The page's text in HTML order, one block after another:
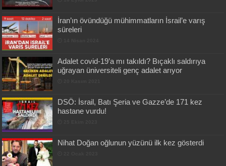
İran’ın övündüğü mühimmatların İsrail’e varış
süreleri
Adalet covid-19’a mı takıldı? Bıçaklı saldırıya
uğrayan üniversiteli genç adalet arıyor
DSÖ: İsrail, Batı Şeria ve Gazze’de 171 kez
hastane vurdu!
Nihat Doğan oğlunun yüzünü ilk kez gösterdi